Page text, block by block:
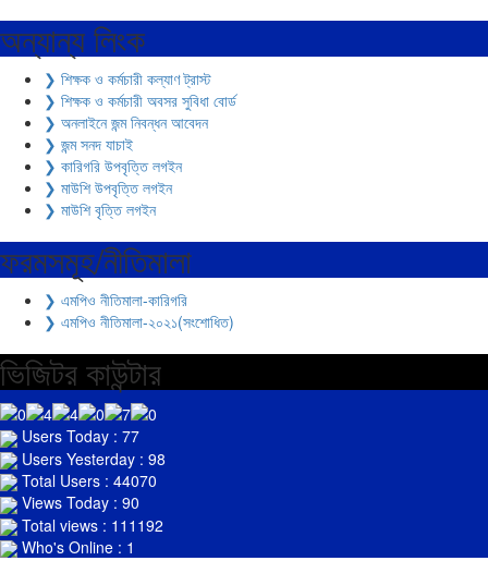
অন্যান্য লিংক
❯ শিক্ষক ও কর্মচারী কল্যাণ ট্রাস্ট
❯ শিক্ষক ও কর্মচারী অবসর সুবিধা বোর্ড
❯ অনলাইনে জন্ম নিবন্ধন আবেদন
❯ জন্ম সনদ যাচাই
❯ কারিগরি উপবৃত্তি লগইন
❯ মাউশি উপবৃত্তি লগইন
❯ মাউশি বৃত্তি লগইন
ফরমসমূহ/নীতিমালা
❯ এমপিও নীতিমালা-কারিগরি
❯ এমপিও নীতিমালা-২০২১(সংশোধিত)
ভিজিটর কাউন্টার
Users Today : 77
Users Yesterday : 98
Total Users : 44070
Views Today : 90
Total views : 111192
Who's Online : 1